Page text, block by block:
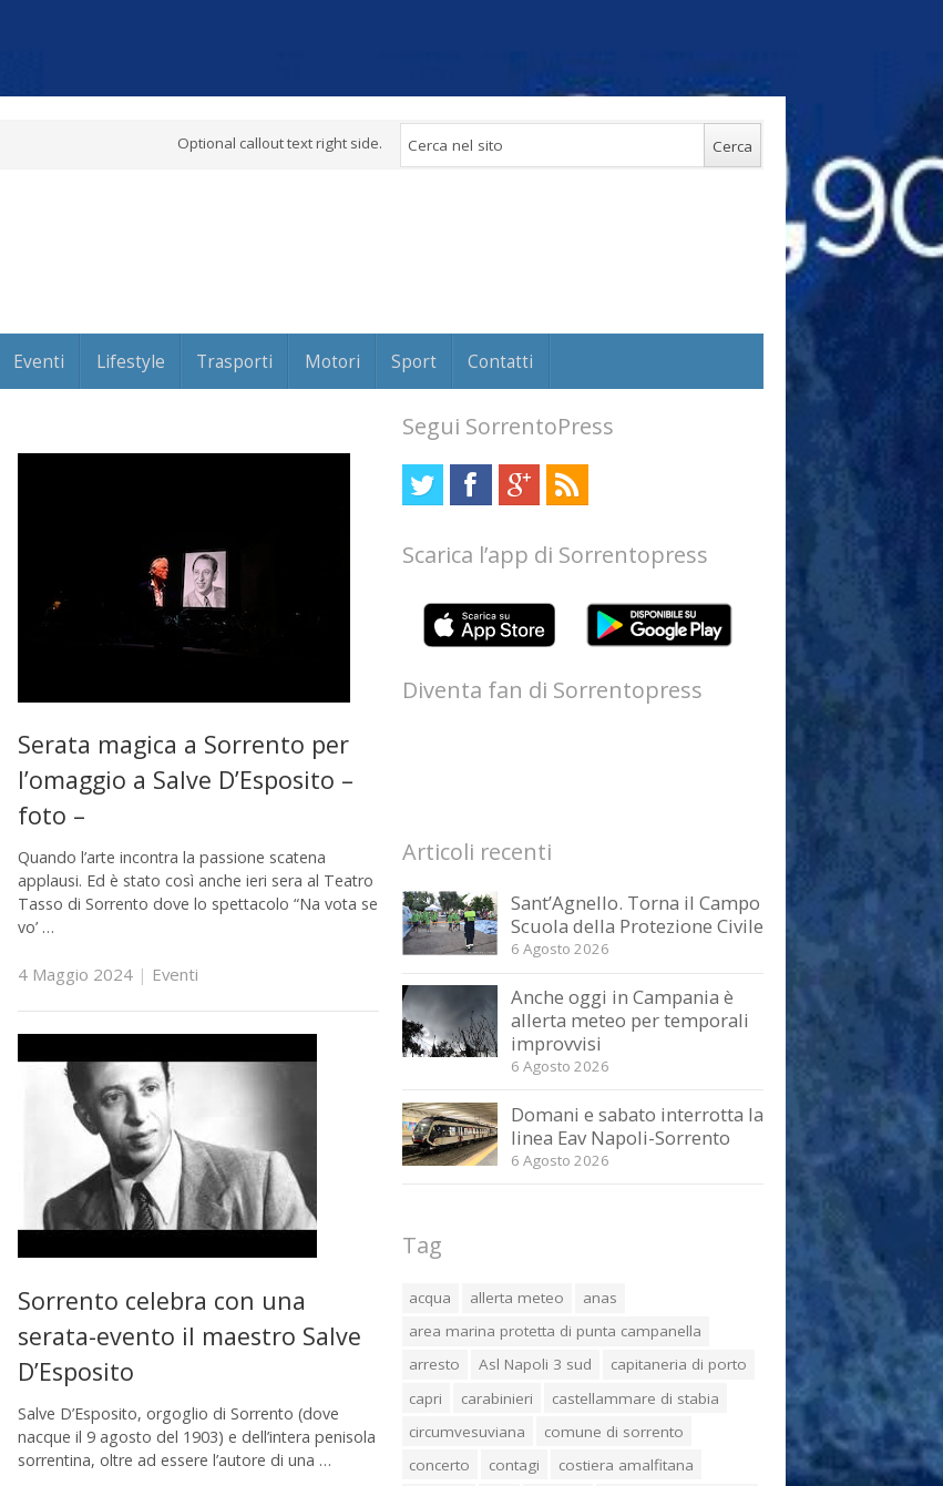
Optional callout text right side.
Eventi Lifestyle Trasporti Motori Sport Contatti
Serata magica a Sorrento per
l’omaggio a Salve D’Esposito –
foto –
Quando l’arte incontra la passione scatena
applausi. Ed è stato così anche ieri sera al Teatro
Tasso di Sorrento dove lo spettacolo “Na vota se
vo’ …
4 Maggio 2024| Eventi
Sorrento celebra con una
serata-evento il maestro Salve
D’Esposito
Salve D’Esposito, orgoglio di Sorrento (dove
nacque il 9 agosto del 1903) e dell’intera penisola
sorrentina, oltre ad essere l’autore di una …
Segui SorrentoPress
Scarica l’app di Sorrentopress
Diventa fan di Sorrentopress
Articoli recenti
Sant’Agnello. Torna il Campo
Scuola della Protezione Civile
6 Agosto 2026
Anche oggi in Campania è
allerta meteo per temporali
improvvisi
6 Agosto 2026
Domani e sabato interrotta la
linea Eav Napoli-Sorrento
6 Agosto 2026
Tag
acqua allerta meteo
anas
area marina protetta di punta campanella
arresto
Asl Napoli 3 sud
capitaneria di porto
capri
carabinieri
castellammare di stabia
circumvesuviana
comune di sorrento
concerto
contagi
costiera amalfitana